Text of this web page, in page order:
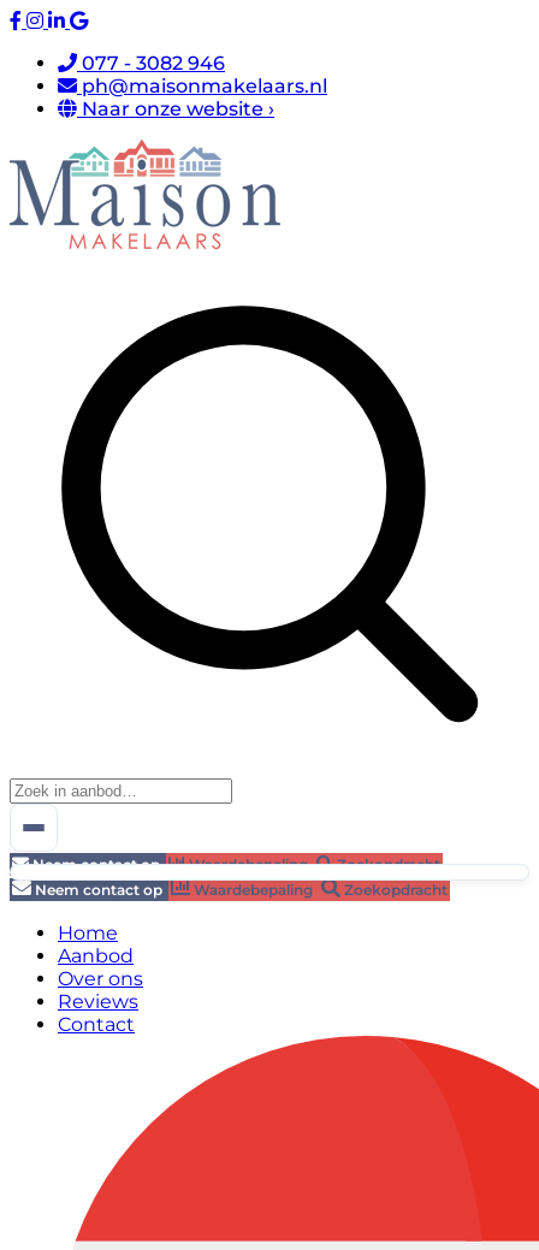
077 - 3082 946
ph@maisonmakelaars.nl
Naar onze website ›
Neem contact op Waardebepaling
Zoekopdracht
Neem contact op
Waardebepaling Zoekopdracht
Home
Aanbod
Over ons
Reviews
Contact